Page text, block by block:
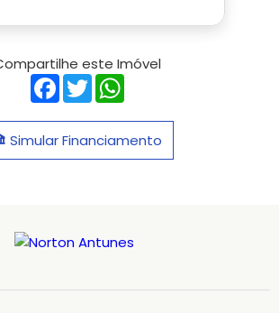
este Imóvel
Facebook
Twitter
Simular Financiamento